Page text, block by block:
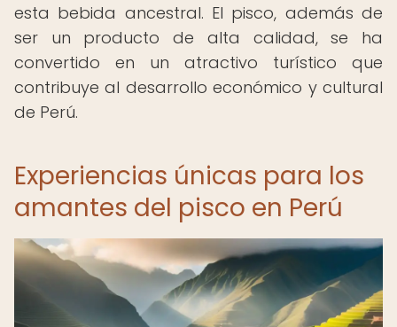
esta bebida ancestral. El pisco, además de
ser un producto de alta calidad, se ha
convertido en un atractivo turístico que
contribuye al desarrollo económico y cultural
de Perú.
Experiencias únicas para los
amantes del pisco en Perú